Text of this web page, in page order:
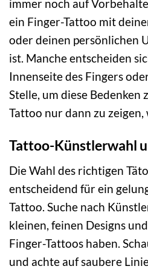
immer noch auf
ein Finger-Tattoo mit
oder deinen persönlichen
ist. Manche entscheiden
Innenseite des Fingers
Stelle, um diese Bedenken
Tattoo nur dann zu zeigen,
Tattoo-Künstlerwahl
Die Wahl des richtigen
entscheidend für ein
Tattoo. Suche nach
kleinen, feinen Designs
Finger-Tattoos haben.
und achte auf saubere